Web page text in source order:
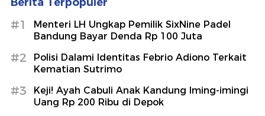
#1
Menteri LH Ungkap Pemilik SixNine Padel
Bandung Bayar Denda Rp 100 Juta
#2
Polisi Dalami Identitas Febrio Adiono Terkait
Kematian Sutrimo
#3
Keji! Ayah Cabuli Anak Kandung Iming-imingi
Uang Rp 200 Ribu di Depok